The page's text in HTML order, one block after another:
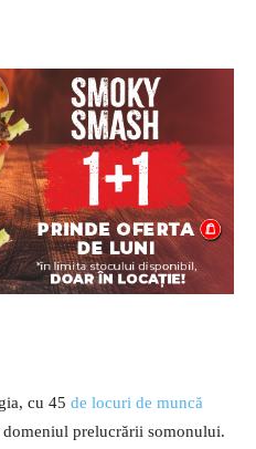
cu 45 de locuri de muncă
domeniul prelucrării somonului.